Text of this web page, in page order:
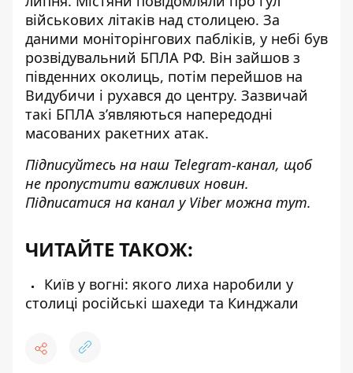
військових літаків над столицею. За
даними моніторінгових пабліків, у небі був
розвідувальний БПЛА РФ. Він зайшов з
південних околиць, потім перейшов на
Видубичи і рухався до центру. Зазвичай
такі БПЛА зʼявляються напередодні
масованих ракетних атак.
Підписуйтесь на наш Telegram-канал, щоб
не пропустити важливих новин.
Підписатися на канал у Viber можна тут.
ЧИТАЙТЕ ТАКОЖ:
Київ у вогні: якого лиха наробили у
столиці російські шахеди та Кинджали